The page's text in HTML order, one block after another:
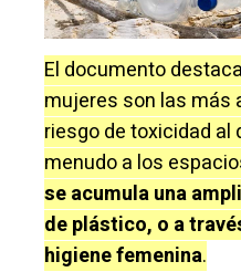
El documento
mujeres son las más
riesgo de toxicidad al
menudo a los
se acumula una
de plástico, o a
higiene femenina.